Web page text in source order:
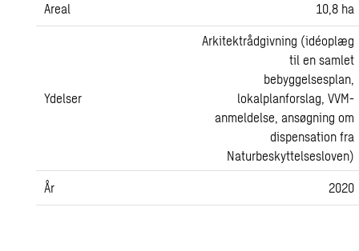
Areal 10,8 ha
Ydelser
Arkitektrådgivning (idéoplæg
til en samlet
bebyggelsesplan,
lokalplanforslag, VVM-
anmeldelse, ansøgning om
dispensation fra
Naturbeskyttelsesloven)
År 2020